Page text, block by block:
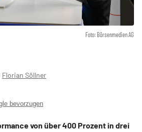
Foto: Börsenmedien AG
Florian Söllner
bevorzugen
von über 400 Prozent in drei